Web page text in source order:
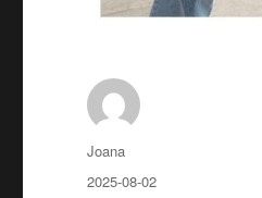
Autor
Joana
Opublikowano
2025-08-02